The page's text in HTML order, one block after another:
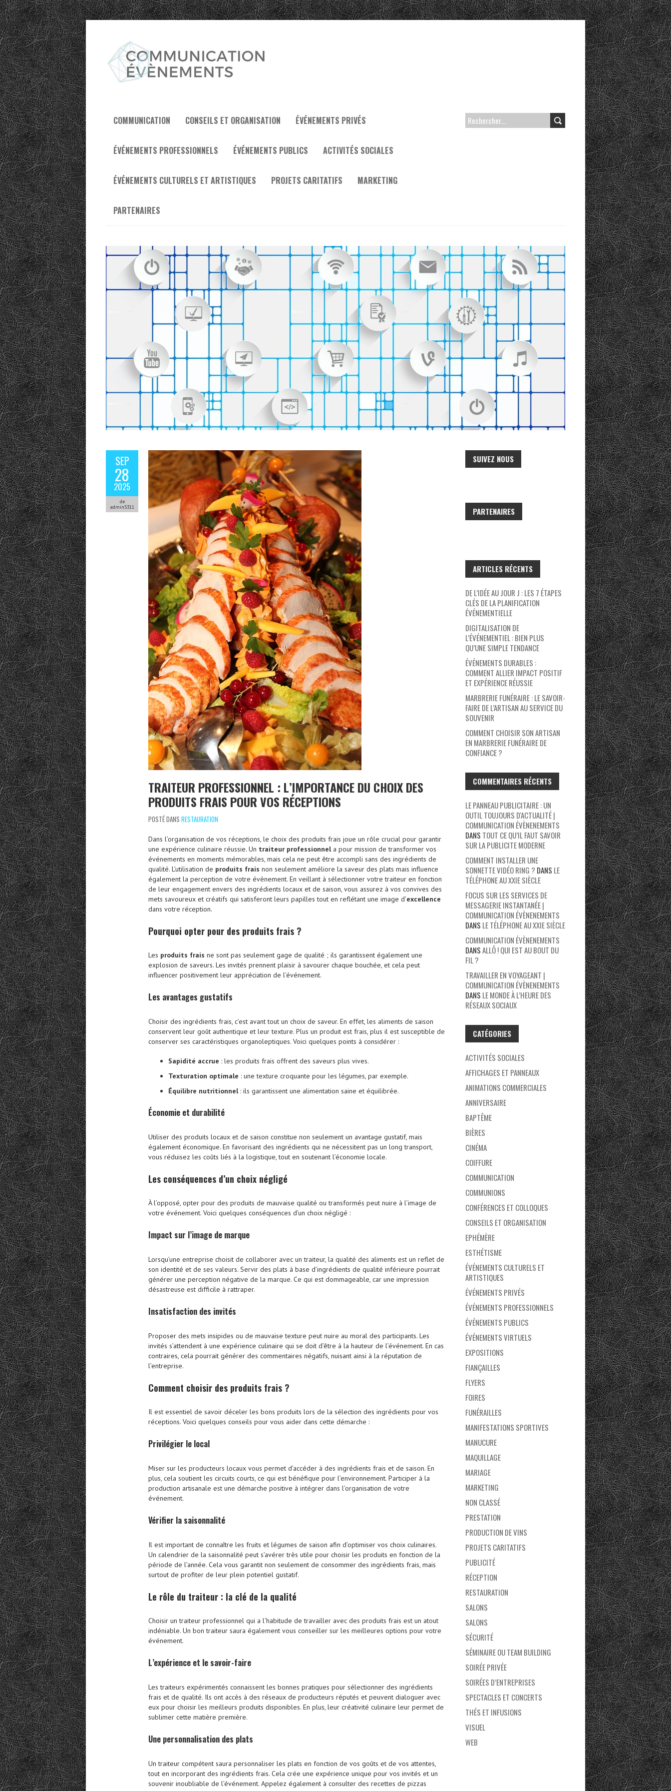
COMMUNICATION CONSEILS ET ORGANISATION ÉVÉNEMENTS PRIVÉS
ÉVÉNEMENTS PROFESSIONNELS ÉVÉNEMENTS PUBLICS ACTIVITÉS SOCIALES
ÉVÉNEMENTS CULTURELS ET ARTISTIQUES PROJETS CARITATIFS MARKETING
PARTENAIRES
RECHERCHER :
SEP
28
2025
de
admin5311
TRAITEUR PROFESSIONNEL : L’IMPORTANCE DU CHOIX DES
PRODUITS FRAIS POUR VOS RÉCEPTIONS
POSTÉ DANS RESTAURATION
Dans l’organisation de vos réceptions, le choix des produits frais joue un rôle crucial pour garantir
une expérience culinaire réussie. Un traiteur professionnela pour mission de transformer vos
événements en moments mémorables, mais cela ne peut être accompli sans des ingrédients de
qualité. L’utilisation de produits frais non seulement améliore la saveur des plats mais influence
également la perception de votre évènement. En veillant à sélectionner votre traiteur en fonction
de leur engagement envers des ingrédients locaux et de saison, vous assurez à vos convives des
mets savoureux et créatifs qui satisferont leurs papilles tout en reflétant une image d’excellence
dans votre réception.
Pourquoi opter pour des produits frais ?
Les produits frais ne sont pas seulement gage de qualité ; ils garantissent également une
explosion de saveurs. Les invités prennent plaisir à savourer chaque bouchée, et cela peut
influencer positivement leur appréciation de l’événement.
Les avantages gustatifs
Choisir des ingrédients frais, c’est avant tout un choix de saveur. En effet, les aliments de saison
conservent leur goût authentique et leur texture. Plus un produit est frais, plus il est susceptible de
conserver ses caractéristiques organoleptiques. Voici quelques points à considérer :
Sapidité accrue : les produits frais offrent des saveurs plus vives.
Texturation optimale : une texture croquante pour les légumes, par exemple.
Équilibre nutritionnel: ils garantissent une alimentation saine et équilibrée.
Économie et durabilité
Utiliser des produits locaux et de saison constitue non seulement un avantage gustatif, mais
également économique. En favorisant des ingrédients qui ne nécessitent pas un long transport,
vous réduisez les coûts liés à la logistique, tout en soutenant l’économie locale.
Les conséquences d’un choix négligé
À l’opposé, opter pour des produits de mauvaise qualité ou transformés peut nuire à l’image de
votre événement. Voici quelques conséquences d’un choix négligé :
Impact sur l’image de marque
Lorsqu’une entreprise choisit de collaborer avec un traiteur, la qualité des aliments est un reflet de
son identité et de ses valeurs. Servir des plats à base d’ingrédients de qualité inférieure pourrait
générer une perception négative de la marque. Ce qui est dommageable, car une impression
désastreuse est difficile à rattraper.
Insatisfaction des invités
Proposer des mets insipides ou de mauvaise texture peut nuire au moral des participants. Les
invités s’attendent à une expérience culinaire qui se doit d’être à la hauteur de l’événement. En cas
contraires, cela pourrait générer des commentaires négatifs, nuisant ainsi à la réputation de
l’entreprise.
Comment choisir des produits frais ?
Il est essentiel de savoir déceler les bons produits lors de la sélection des ingrédients pour vos
réceptions. Voici quelques conseils pour vous aider dans cette démarche :
Privilégier le local
Miser sur les producteurs locaux vous permet d’accéder à des ingrédients frais et de saison. En
plus, cela soutient les circuits courts, ce qui est bénéfique pour l’environnement. Participer à la
production artisanale est une démarche positive à intégrer dans l’organisation de votre
événement.
Vérifier la saisonnalité
Il est important de connaître les fruits et légumes de saison afin d’optimiser vos choix culinaires.
Un calendrier de la saisonnalité peut s’avérer très utile pour choisir les produits en fonction de la
période de l’année. Cela vous garantit non seulement de consommer des ingrédients frais, mais
surtout de profiter de leur plein potentiel gustatif.
Le rôle du traiteur : la clé de la qualité
Choisir un traiteur professionnel qui a l’habitude de travailler avec des produits frais est un atout
indéniable. Un bon traiteur saura également vous conseiller sur les meilleures options pour votre
événement.
L’expérience et le savoir-faire
Les traiteurs expérimentés connaissent les bonnes pratiques pour sélectionner des ingrédients
frais et de qualité. Ils ont accès à des réseaux de producteurs réputés et peuvent dialoguer avec
eux pour choisir les meilleurs produits disponibles. En plus, leur créativité culinaire leur permet de
sublimer cette matière première.
Une personnalisation des plats
Un traiteur compétent saura personnaliser les plats en fonction de vos goûts et de vos attentes,
tout en incorporant des ingrédients frais. Cela crée une expérience unique pour vos invités et un
souvenir inoubliable de l’événement. Appelez également à consulter des recettes de pizzas
SUIVEZ NOUS
PARTENAIRES
ARTICLES RÉCENTS
DE L’IDÉE AU JOUR J : LES 7 ÉTAPES
CLÉS DE LA PLANIFICATION
ÉVÉNEMENTIELLE
DIGITALISATION DE
L’ÉVÉNEMENTIEL : BIEN PLUS
QU’UNE SIMPLE TENDANCE
ÉVÉNEMENTS DURABLES :
COMMENT ALLIER IMPACT POSITIF
ET EXPÉRIENCE RÉUSSIE
MARBRERIE FUNÉRAIRE : LE SAVOIR-
FAIRE DE L’ARTISAN AU SERVICE DU
SOUVENIR
COMMENT CHOISIR SON ARTISAN
EN MARBRERIE FUNÉRAIRE DE
CONFIANCE ?
COMMENTAIRES RÉCENTS
LE PANNEAU PUBLICITAIRE : UN
OUTIL TOUJOURS D'ACTUALITÉ |
COMMUNICATION ÉVÈNENEMENTS
DANS TOUT CE QU’IL FAUT SAVOIR
SUR LA PUBLICITE MODERNE
COMMENT INSTALLER UNE
SONNETTE VIDÉO RING ? DANS LE
TÉLÉPHONE AU XXIE SIÈCLE
FOCUS SUR LES SERVICES DE
MESSAGERIE INSTANTANÉE |
COMMUNICATION ÉVÈNENEMENTS
DANS LE TÉLÉPHONE AU XXIE SIÈCLE
COMMUNICATION ÉVÈNENEMENTS
DANSALLÔ ! QUI EST AU BOUT DU
FIL ?
TRAVAILLER EN VOYAGEANT |
COMMUNICATION ÉVÈNENEMENTS
DANS LE MONDE À L’HEURE DES
RÉSEAUX SOCIAUX
CATÉGORIES
ACTIVITÉS SOCIALES
AFFICHAGES ET PANNEAUX
ANIMATIONS COMMERCIALES
ANNIVERSAIRE
BAPTÊME
BIÈRES
CINÉMA
COIFFURE
COMMUNICATION
COMMUNIONS
CONFÉRENCES ET COLLOQUES
CONSEILS ET ORGANISATION
EPHÉMÈRE
ESTHÉTISME
ÉVÉNEMENTS CULTURELS ET
ARTISTIQUES
ÉVÉNEMENTS PRIVÉS
ÉVÉNEMENTS PROFESSIONNELS
ÉVÉNEMENTS PUBLICS
ÉVÉNEMENTS VIRTUELS
EXPOSITIONS
FIANÇAILLES
FLYERS
FOIRES
FUNÉRAILLES
MANIFESTATIONS SPORTIVES
MANUCURE
MAQUILLAGE
MARIAGE
MARKETING
NON CLASSÉ
PRESTATION
PRODUCTION DE VINS
PROJETS CARITATIFS
PUBLICITÉ
RÉCEPTION
RESTAURATION
SALONS
SALONS
SÉCURITÉ
SÉMINAIRE OU TEAM BUILDING
SOIRÉE PRIVÉE
SOIRÉES D’ENTREPRISES
SPECTACLES ET CONCERTS
THÉS ET INFUSIONS
VISUEL
WEB